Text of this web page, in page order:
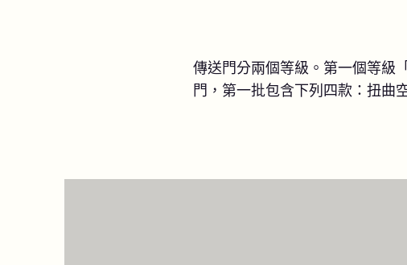
傳送門分兩個等級。第一個等級
門，第一批包含下列四款：扭曲